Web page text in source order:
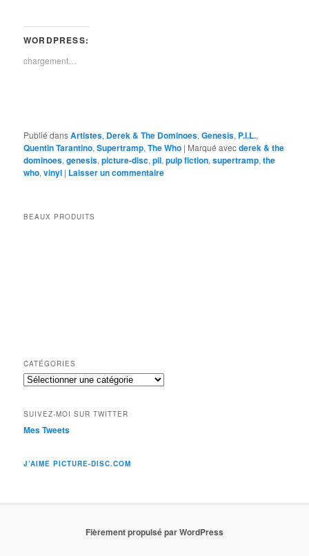
WORDPRESS:
chargement…
Publié dansArtistes, Derek & The Dominoes,Genesis, P.I.L.,
Quentin Tarantino,Supertramp,The Who | Marqué avecderek & the
dominoes,genesis,picture-disc,pil,pulp fiction,supertramp,the
who,vinyl | Laisser un commentaire
BEAUX PRODUITS
CATÉGORIES
Catégories
SUIVEZ-MOI SUR TWITTER
Mes Tweets
J’AIME PICTURE-DISC.COM
Fièrement propulsé par WordPress